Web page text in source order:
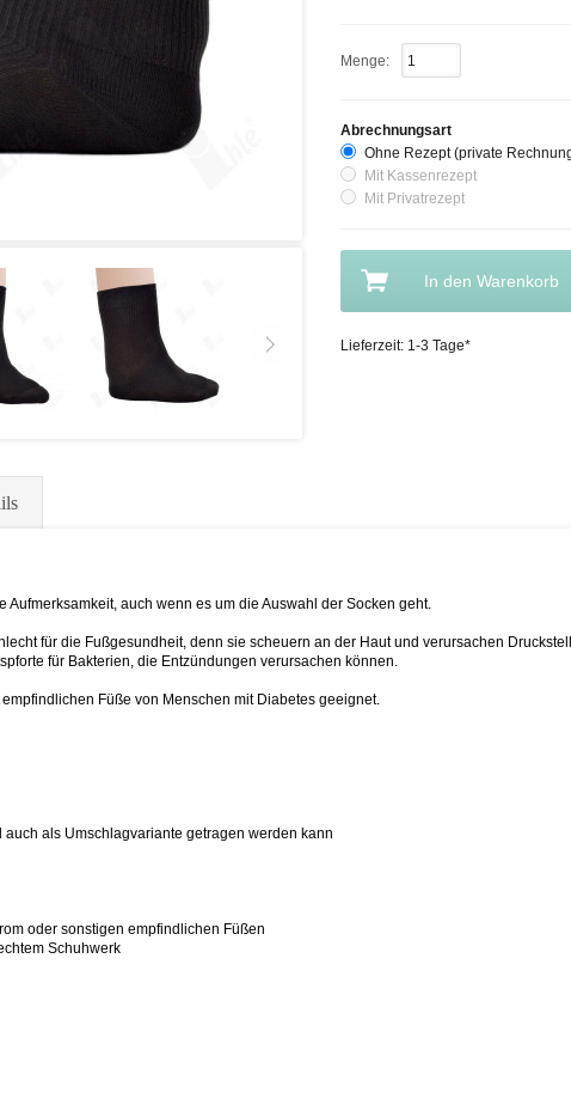
Menge:
Abrechnungsart
Ohne Rezept (private
Mit Kassenrezept
Mit Privatrezept
In den Warenkorb
Lieferzeit: 1-3 Tage*
auch wenn es um die Auswahl der Socken geht.
für die Fußgesundheit, denn sie scheuern an der Haut und verursachen
für Bakterien, die Entzündungen verursachen können.
Füße von Menschen mit Diabetes geeignet.
als Umschlagvariante getragen werden kann
oder sonstigen empfindlichen Füßen
Schuhwerk